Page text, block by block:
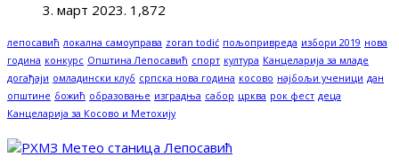
3. март 2023. 1,872
лепосавић локална самоуправа zoran todić пољопривреда избори 2019 нова
година конкурс Општина Лепосавић спорт култура Канцеларија за младе
догађаји омладински клуб српска нова година косово најбољи ученици дан
општине божић образовање изградња сабор црква рок фест деца
Канцеларија за Косово и Метохију